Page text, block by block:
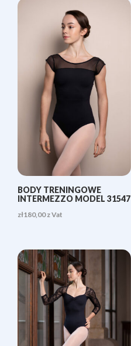
BODY TRENINGOWE
INTERMEZZO MODEL 31547
zł180,00 z Vat